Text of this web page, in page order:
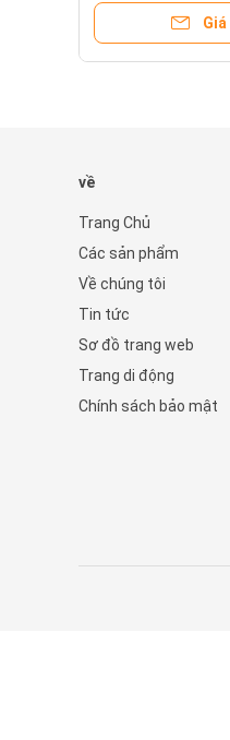
về
Trang Chủ
Các sản phẩm
Về chúng tôi
Tin tức
Sơ đồ trang web
Trang di động
Chính sách bảo mật